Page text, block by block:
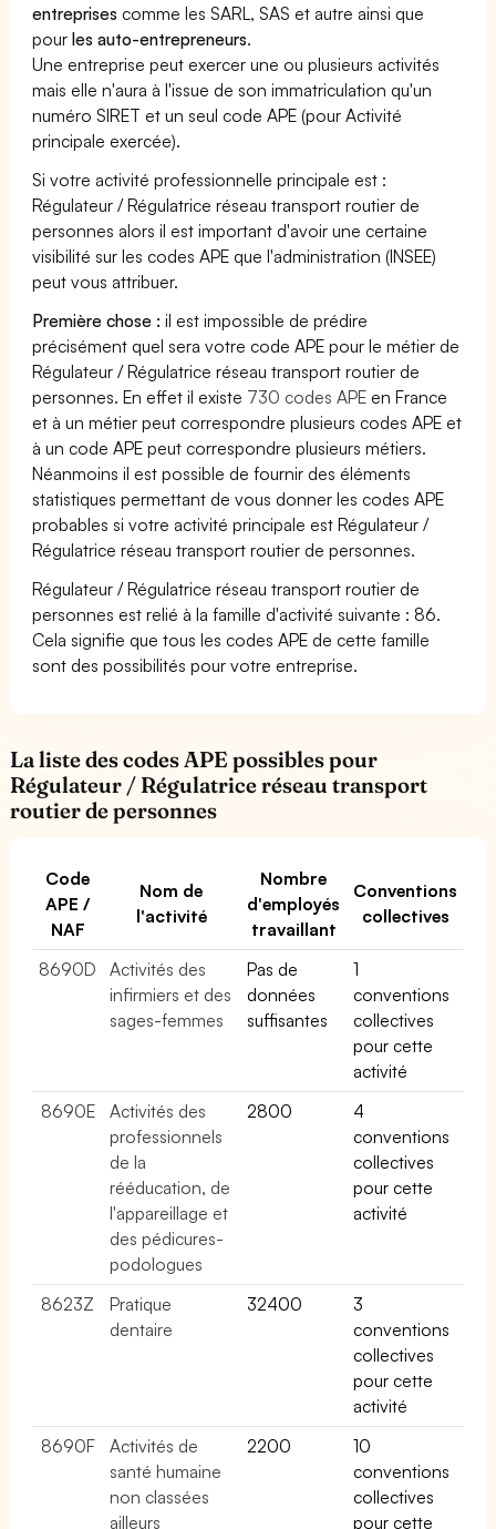
entreprises comme les SARL, SAS et autre ainsi que
pourles auto-entrepreneurs.
Une entreprise peut exercer une ou plusieurs activités
mais elle n'aura à l'issue de son immatriculation qu'un
numéro SIRET et un seul code APE (pour Activité
principale exercée).
Si votre activité professionnelle principale est :
Régulateur / Régulatrice réseau transport routier de
personnes alors il est important d'avoir une certaine
visibilité sur les codes APE que l'administration (INSEE)
peut vous attribuer.
Première chose : il est impossible de prédire
précisément quel sera votre code APE pour le métier de
Régulateur / Régulatrice réseau transport routier de
personnes. En effet il existe 730 codes APE en France
et à un métier peut correspondre plusieurs codes APE et
à un code APE peut correspondre plusieurs métiers.
Néanmoins il est possible de fournir des éléments
statistiques permettant de vous donner les codes APE
probables si votre activité principale est Régulateur /
Régulatrice réseau transport routier de personnes.
Régulateur / Régulatrice réseau transport routier de
personnes est relié à la famille d'activité suivante : 86.
Cela signifie que tous les codes APE de cette famille
sont des possibilités pour votre entreprise.
La liste des codes APE possibles pour
Régulateur / Régulatrice réseau transport
routier de personnes
Code
APE /
NAF
Nom de
l'activité
Nombre
d'employés
travaillant
Conventions
collectives
8690D
Activités des
infirmiers et des
sages-femmes
Pas de
données
suffisantes
1
conventions
collectives
pour cette
activité
8690E
Activités des
professionnels
de la
rééducation, de
l'appareillage et
des pédicures-
podologues
2800
4
conventions
collectives
pour cette
activité
8623Z
Pratique
dentaire
32400
3
conventions
collectives
pour cette
activité
8690F
Activités de
santé humaine
non classées
ailleurs
2200
10
conventions
collectives
pour cette